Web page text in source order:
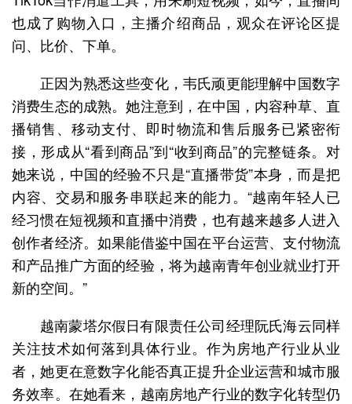
也成了购物入口，主播介绍商品，观众在评论区提
问、比价、下单。
正因为熟悉这些变化，韦氏顽更能理解中国数字
消费生态的成熟。她注意到，在中国，内容种草、直
播销售、移动支付、即时物流和售后服务已紧密衔
接，形成从“看到商品”到“收到商品”的完整链条。对
她来说，中国的经验不只是“直播带货”本身，而是把
内容、交易和服务串联起来的能力。“越南年轻人已
经习惯在短视频和直播中消费，也有越来越多人进入
创作者经济。如果能借鉴中国在平台运营、支付物流
和产品推广方面的经验，将为越南青年创业就业打开
新的空间。”
越南蒙塔尔假日有限责任公司经理阮氏海云同样
关注技术如何落到具体行业。作为房地产行业从业
者，她更在意数字化能否真正提升企业运营和城市服
务效率。在她看来，越南房地产行业的数字化转型仍